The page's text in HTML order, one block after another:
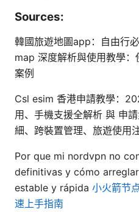
Sources:
韓國旅遊地圖app：自由行
map 深度解析與使用教學
案例
Csl esim 香港申請教學：
用、手機支援全解析 與 申
細、跨裝置管理、旅遊使用
Por que mi nordvpn no
definitivas y cómo
estable y rápida 小火箭节
速上手指南